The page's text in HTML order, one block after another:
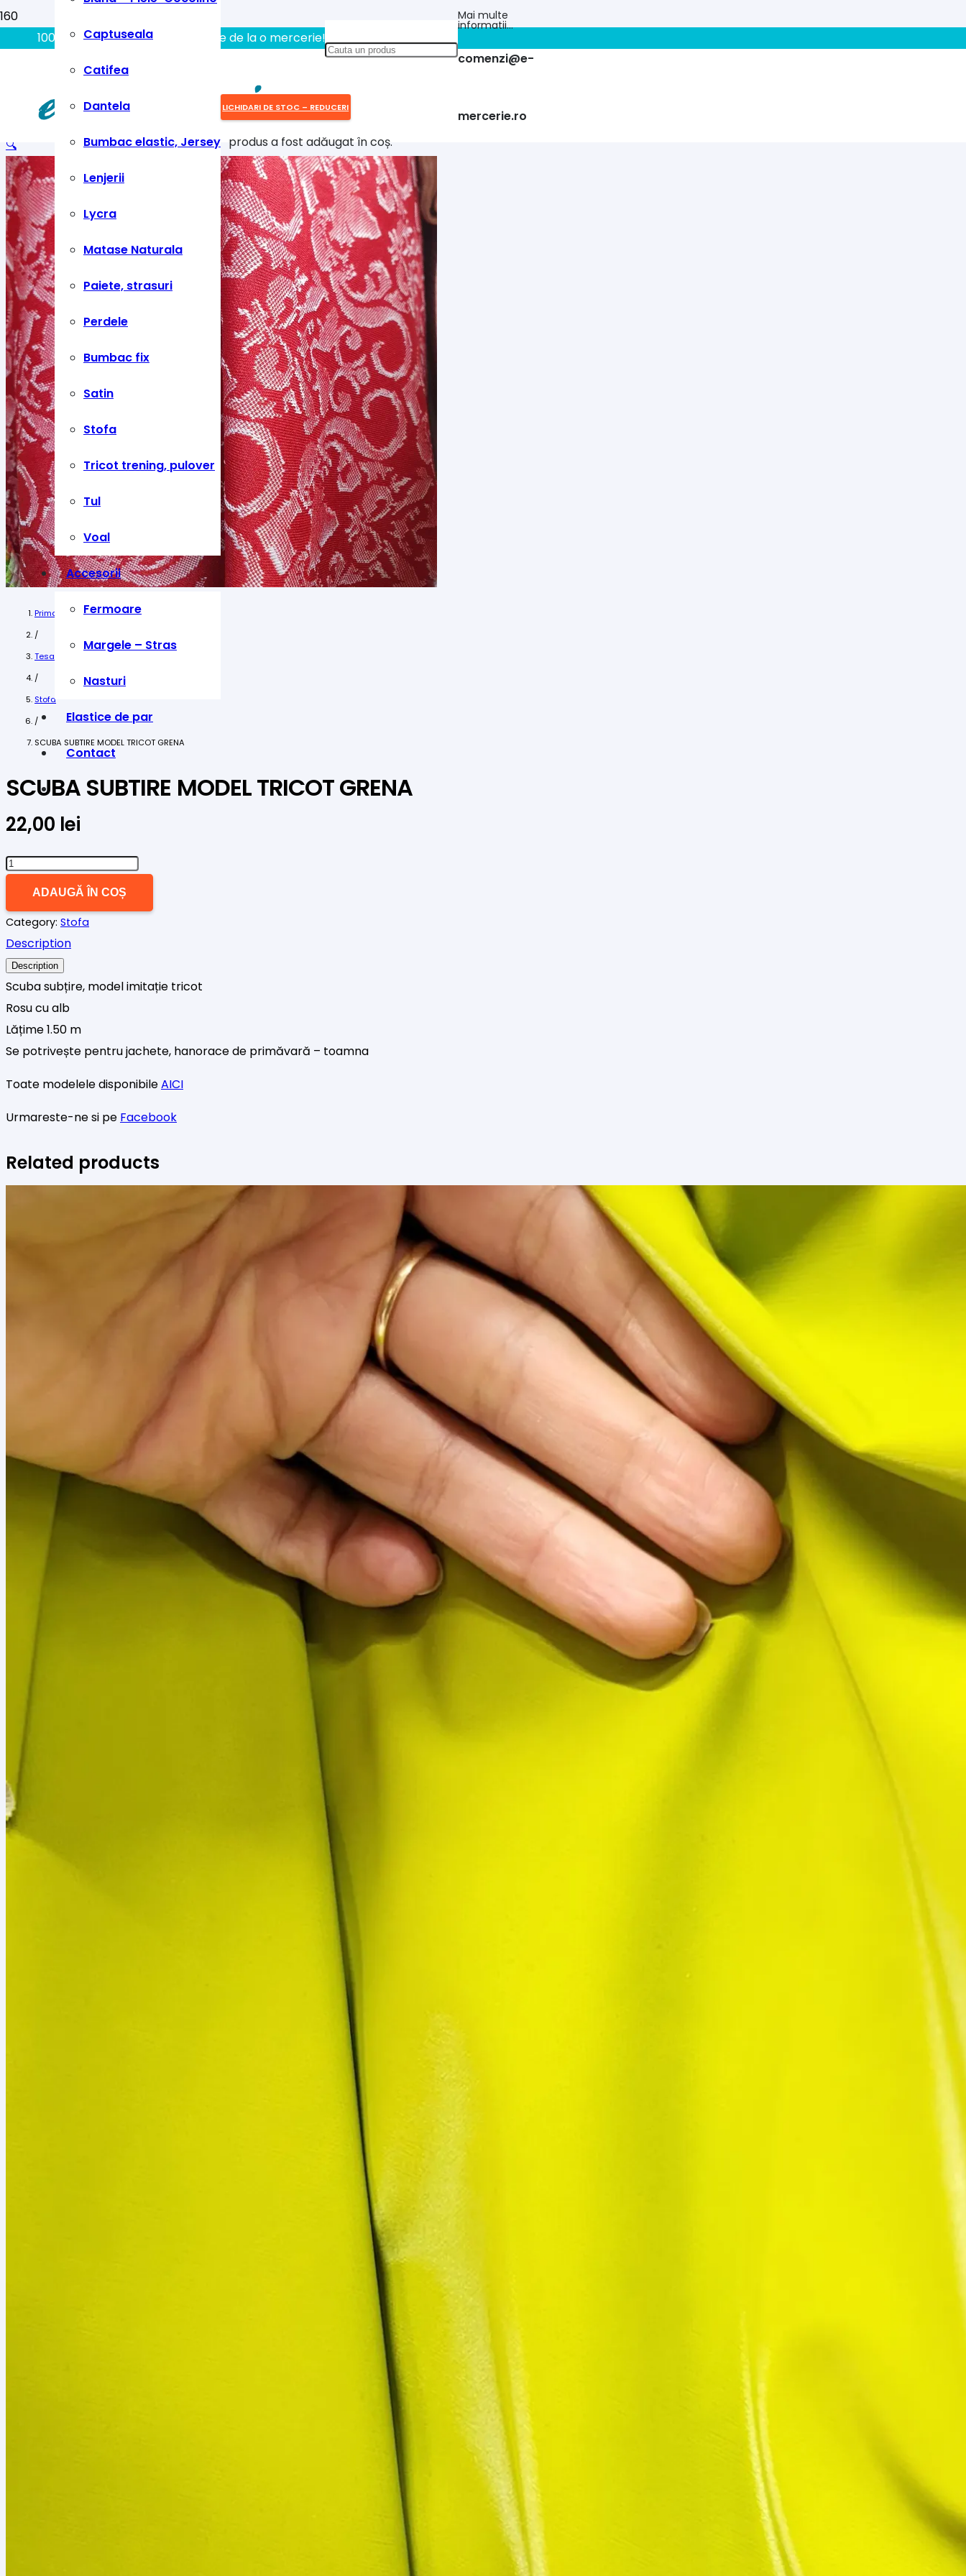
100% aici gasiti tot ce aveti nevoie de la o mercerie!!
Mai multe
informatii…
comenzi@e-
mercerie.ro
Captuseala
Catifea
Dantela
Bumbac elastic, Jersey
Lenjerii
Lycra
Matase Naturala
Paiete, strasuri
Perdele
Bumbac fix
Satin
Stofa
Tricot trening, pulover
Tul
Voal
Accesorii
Fermoare
Margele – Stras
Nasturi
Elastice de par
Contact
LICHIDARI DE STOC – REDUCERI
produsa fost adăugat în coș.
🔍
Prima pagină
/
Tesaturi
/
Stofa
/
SCUBA SUBTIRE MODEL TRICOT GRENA
SCUBA SUBTIRE MODEL TRICOT GRENA
22,00 lei
Cantitate
SCUBA
SUBTIRE
MODEL
TRICOT
GRENA
ADAUGĂ ÎN COȘ
Category: Stofa
Description
Description
Scuba subțire, model imitație tricot
Rosu cu alb
Lățime 1.50 m
Se potrivește pentru jachete, hanorace de primăvară – toamna
Toate modelele disponibileAICI
Urmareste-ne si pe Facebook
Related products